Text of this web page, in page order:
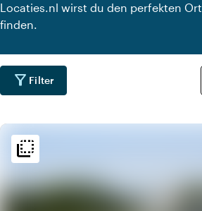
Locaties.nl wirst du den perfekten
finden.
filter_alt Filter
flip_to_back
flip_to_back